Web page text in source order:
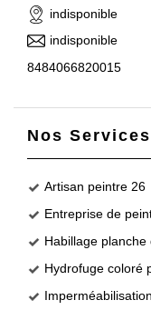
indisponible
indisponible
8484066820015
Nos Services
Artisan peintre 26
Entreprise de
Habillage planche
Hydrofuge coloré